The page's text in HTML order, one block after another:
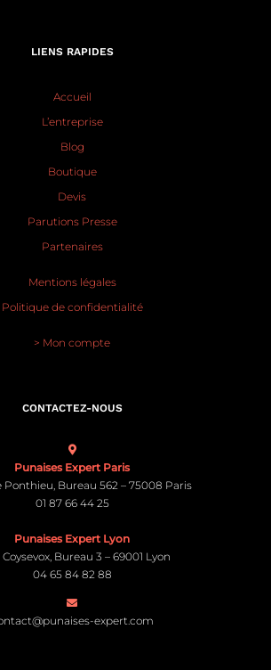
LIENS RAPIDES
Accueil
L’entreprise
Blog
Boutique
Devis
Parutions Presse
Partenaires
Mentions légales
Politique de confidentialité
> Mon compte
CONTACTEZ-NOUS
Punaises Expert Paris
Ponthieu, Bureau 562 – 75008 Paris
01 87 66 44 25
Punaises Expert Lyon
Bureau 3 – 69001 Lyon
04 65 84 82 88
expert.com